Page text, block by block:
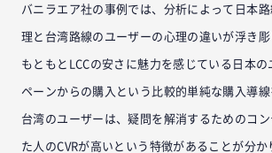
バニラエア社の事例では、分析によって日本
理と台湾路線のユーザーの心理の違いが浮き彫
もともとLCCの安さに魅力を感じている日本の
ペーンからの購入という比較的単純な購入導線
台湾のユーザーは、疑問を解消するためのコ
た人のCVRが高いという特徴があることが分